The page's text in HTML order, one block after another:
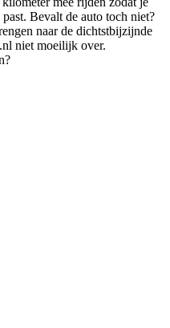
Bevalt de auto toch niet?
naar de dichtstbijzijnde
niet moeilijk over.